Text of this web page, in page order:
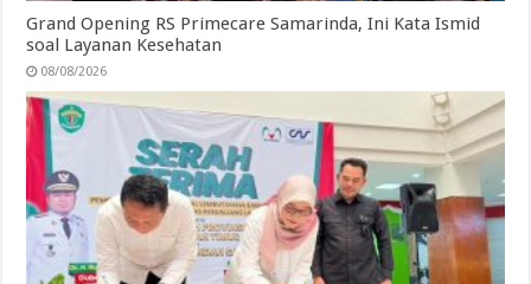
Grand Opening RS Primecare Samarinda, Ini Kata Ismid
soal Layanan Kesehatan
08/08/2026